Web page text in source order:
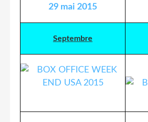
29 mai 2015
Septembre